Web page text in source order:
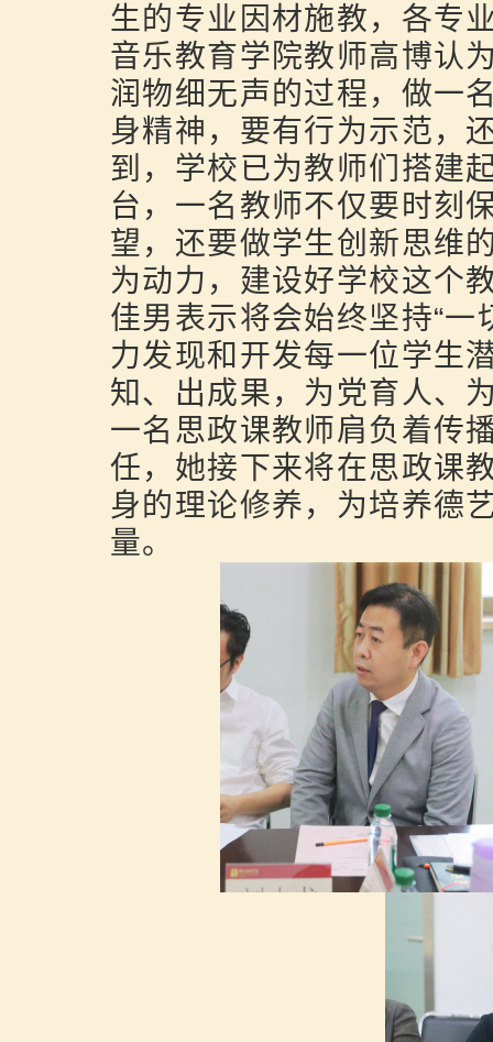
生的专业因材施教，各专
音乐教育学院教师高博认
润物细无声的过程，做一
身精神，要有行为示范，
到，学校已为教师们搭建
台，一名教师不仅要时刻
望，还要做学生创新思维
为动力，建设好学校这个
佳男表示将会始终坚持“
力发现和开发每一位学生
知、出成果，为党育人、
一名思政课教师肩负着传
任，她接下来将在思政课
身的理论修养，为培养德
量。